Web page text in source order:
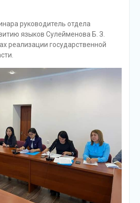
руководитель отдела
языков Сулейменова Б. З.
реализации государственной